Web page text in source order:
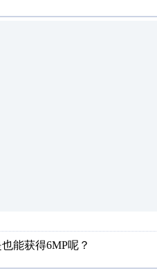
能获得6MP呢？